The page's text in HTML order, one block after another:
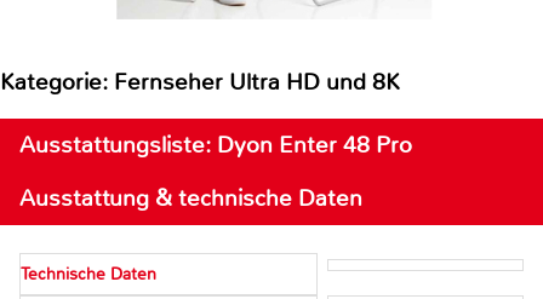
Kategorie: Fernseher Ultra HD und 8K
Ausstattungsliste: Dyon Enter 48 Pro
Ausstattung & technische Daten
Technische Daten